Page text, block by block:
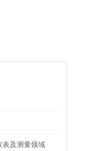
表及测量领域